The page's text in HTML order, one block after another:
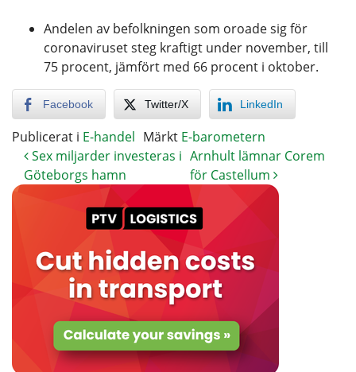
Andelen av befolkningen som oroade sig för
coronaviruset steg kraftigt under november, till
75 procent, jämfört med 66 procent i oktober.
Facebook Twitter/X LinkedIn
Publicerat i E-handel Märkt E-barometern
Sex miljarder investeras i
Göteborgs hamn
Arnhult lämnar Corem
för Castellum